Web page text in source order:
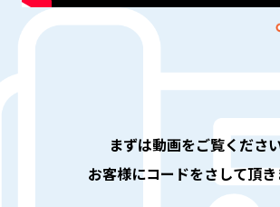
まずは動画をご覧ください
お客様にコードをさして頂き